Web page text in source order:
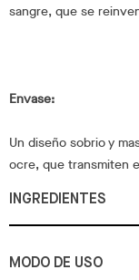
sangre, que se
Envase:
Un diseño sobrio y
ocre, que transmiten
INGREDIENTES
MODO DE USO